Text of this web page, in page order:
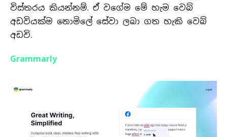
විස්තරය කියන්නම්. ඒ වගේම මේ හැම වෙබ්
අඩවියක්ම නොමිලේ සේවා ලබා ගත හැකි වෙබ්
අඩවි.
Grammarly